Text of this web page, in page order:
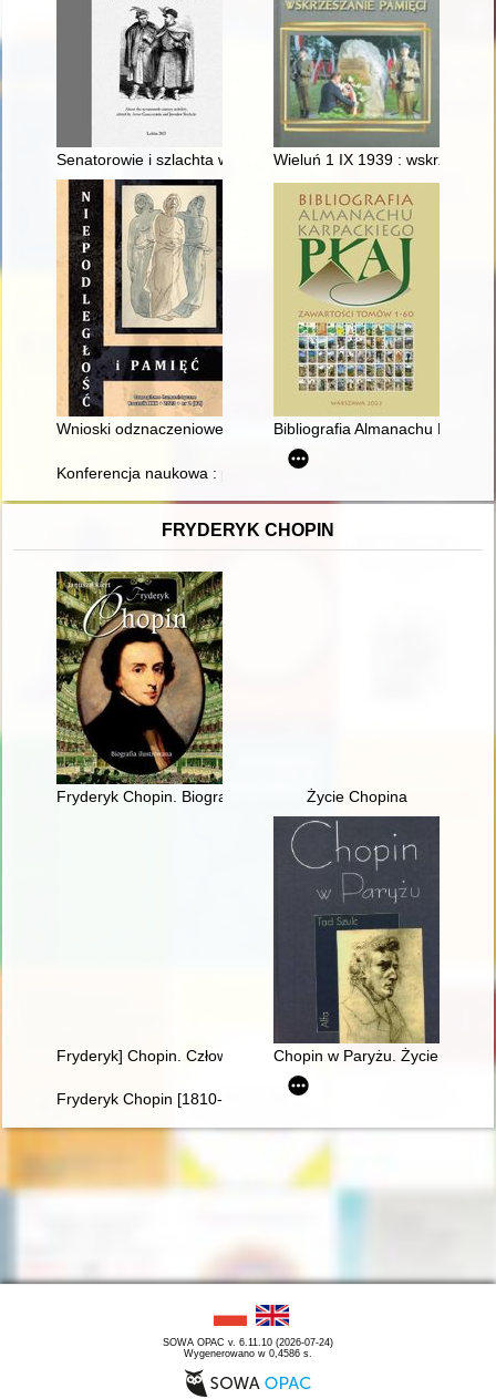
Senatorowie i szlachta wobec planów Władysława IV przed
Wieluń 1 IX 1939 :
Wnioski odznaczeniowe i oceny personalne Sławoja
Bibliografia Almanachu
Konferencja naukowa : prezentacja prac konserwatorskich i
FRYDERYK CHOPIN
Fryderyk Chopin. Biografia ilustrowanaŻycie Chopina
Fryderyk] Chopin. Człowiek, dzieło, rezonansChopin w Paryżu. Życie i epoka
Fryderyk Chopin [1810-1849]. Ród i nazwisko jakiego nie
SOWA OPAC v. 6.11.10 (2026-07-24)
Wygenerowano w 0,4586 s.